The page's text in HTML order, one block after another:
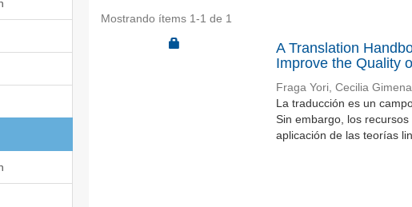
Mostrando ítems 1-1 de 1
A Translation
Improve the Quality
Fraga Yori, Cecilia Gimena
La traducción es un
Sin embargo, los
aplicación de las teorías